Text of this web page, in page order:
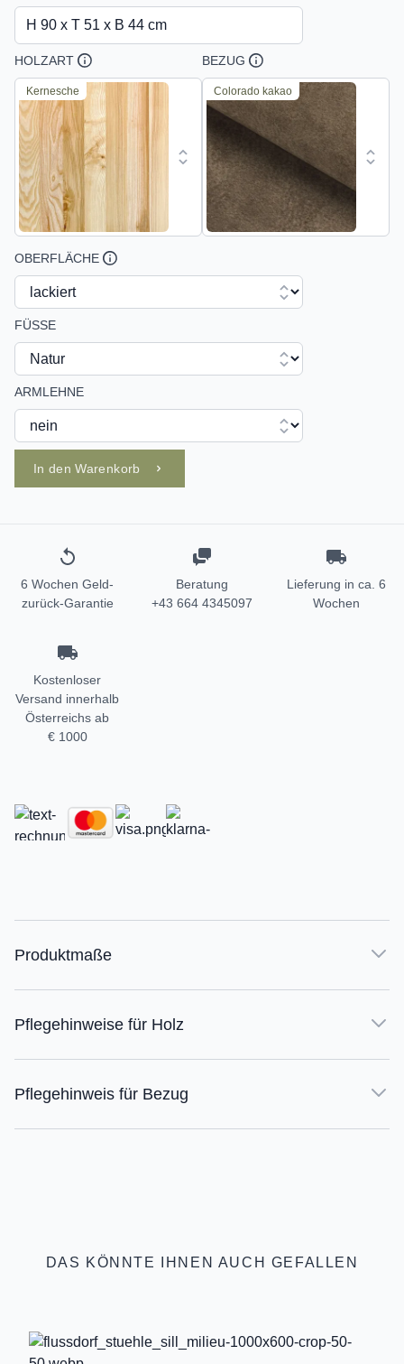
H 90 x T 51 x B 44 cm
HOLZART
Kernesche
BEZUG
Colorado kakao
OBERFLÄCHE
FÜSSE
ARMLEHNE
In den Warenkorb
6 Wochen Geld-
zurück-Garantie
Beratung
+43 664 4345097
Lieferung in ca. 6
Wochen
Kostenloser
Versand innerhalb
Österreichs ab
€ 1000
Produktmaße
Pflegehinweise für Holz
Pflegehinweis für Bezug
DAS KÖNNTE IHNEN AUCH GEFALLEN